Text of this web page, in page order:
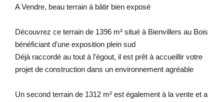
A Vendre, beau terrain à bâtir bien exposé
Découvrez ce terrain de 1396 m² situé à Bienvillers au Bois
bénéficiant d'une exposition plein sud
Déjà raccordé au tout à l'égout, il est prêt à accueillir votre
projet de construction dans un environnement agréable
Un second terrain de 1312 m² est également à la vente et a